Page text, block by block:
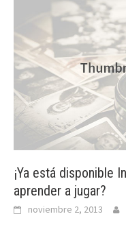
¡Ya está disponible
aprender a jugar?
noviembre 2, 2013